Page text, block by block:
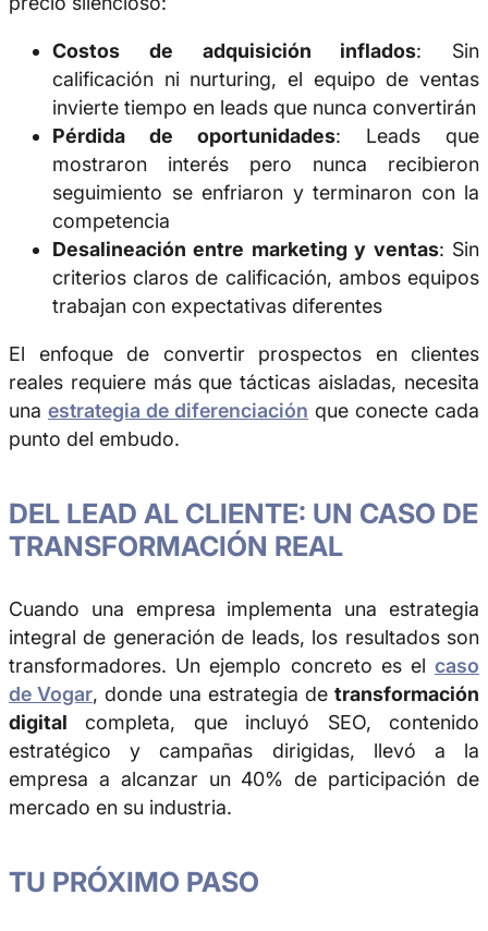
Costos de adquisición inflados: Sin
calificación ni nurturing, el equipo de ventas
invierte tiempo en leads que nunca convertirán
Pérdida de oportunidades: Leads que
mostraron interés pero nunca recibieron
seguimiento se enfriaron y terminaron con la
competencia
Desalineación entre marketing y ventas: Sin
criterios claros de calificación, ambos equipos
trabajan con expectativas diferentes
El enfoque de convertir prospectos en clientes
reales requiere más que tácticas aisladas, necesita
una estrategia de diferenciación que conecte cada
punto del embudo.
DEL LEAD AL CLIENTE: UN CASO DE
TRANSFORMACIÓN REAL
Cuando una empresa implementa una estrategia
integral de generación de leads, los resultados son
transformadores. Un ejemplo concreto es el caso
de Vogar, donde una estrategia de transformación
digital completa, que incluyó SEO, contenido
estratégico y campañas dirigidas, llevó a la
empresa a alcanzar un 40% de participación de
mercado en su industria.
TU PRÓXIMO PASO